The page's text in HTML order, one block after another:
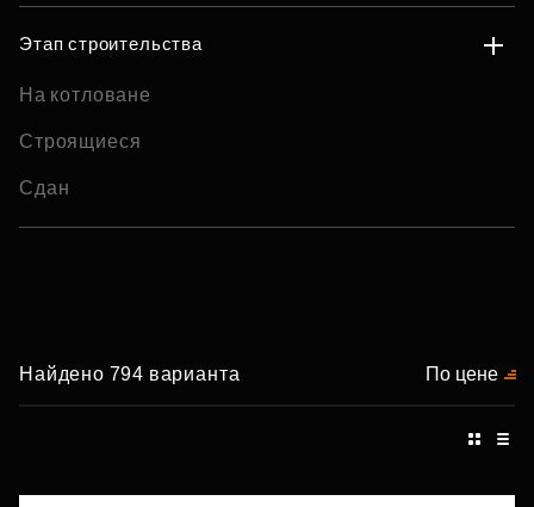
Этап строительства
На котловане
Строящиеся
Сдан
Найдено 794 варианта По цене